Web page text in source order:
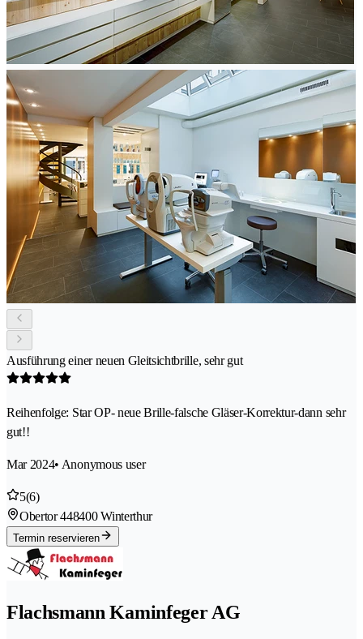
Ausführung einer neuen Gleitsichtbrille, sehr gut
Reihenfolge: Star OP- neue Brille-falsche Gläser-Korrektur-dann sehr
gut!!
Mar 2024• Anonymous user
5(6)
Obertor 448400 Winterthur
Termin reservieren
Flachsmann Kaminfeger AG